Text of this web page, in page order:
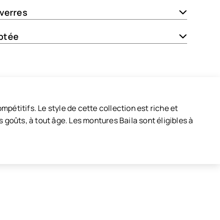
Le style de cette collection est riche et
à tout âge. Les montures Baila sont éligibles à